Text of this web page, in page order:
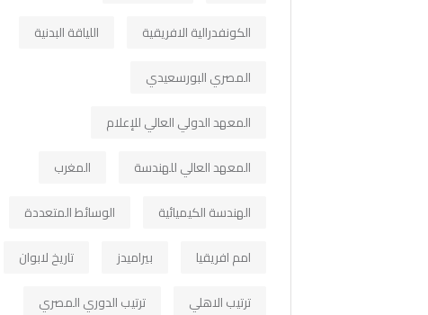
الكونفدرالية الافريقية
اللياقة البدنية
المصري البورسعيدي
المعهد الدولي العالي للإعلام
المعهد العالي للهندسة
المغرب
الهندسة الكيميائية
الوسائط المتعددة
امم افريقيا
بيراميدز
تاريخ لابوان
ترتيب الاهلي
ترتيب الدوري المصري